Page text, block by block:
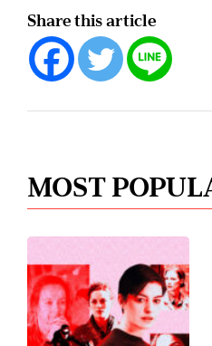
Share this article
MOST